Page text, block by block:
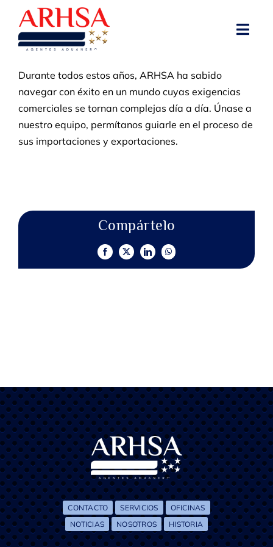
content
NOSOTROS
OFICINAS
NOTICIAS
Durante todos estos años, ARHSA ha sabido
navegar con éxito en un mundo cuyas exigencias
comerciales se tornan complejas día a día. Únase a
nuestro equipo, permítanos guiarle en el proceso de
sus importaciones y exportaciones.
Compártelo
Facebook
X LinkedInWhatsApp
CONTACTO SERVICIOS
OFICINAS
NOTICIAS
NOSOTROS HISTORIA